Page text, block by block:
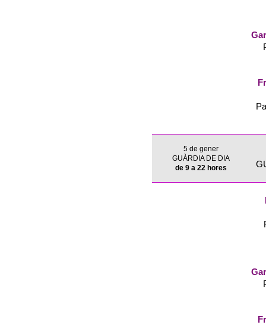
5 de gener
GUÀRDIA DE DIA
de 9 a 22 hores